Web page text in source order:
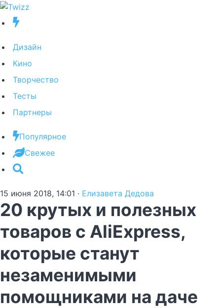
Дизайн
Кино
Творчество
Тесты
Партнеры
Популярное
Свежее
15 июня 2018, 14:01 · Елизавета Дедова
20 крутых и полезных
товаров с AliExpress,
которые станут
незаменимыми
помощниками на даче